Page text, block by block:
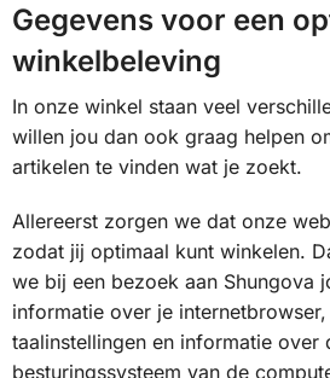
Gegevens voor een
winkelbeleving
In onze winkel staan veel
willen jou dan ook graag helpen
artikelen te vinden wat je zoekt.
Allereerst zorgen we dat onze
zodat jij optimaal kunt winkelen.
we bij een bezoek aan Shungova
informatie over je
taalinstellingen en informatie over
besturingssysteem van de